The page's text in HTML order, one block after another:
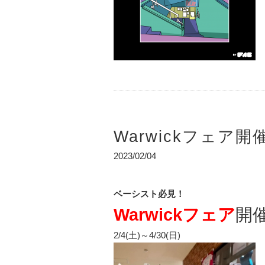
Warwickフェア開
2023/02/04
ベーシスト必見！
Warwickフェア開
2/4(土)～4/30(日)